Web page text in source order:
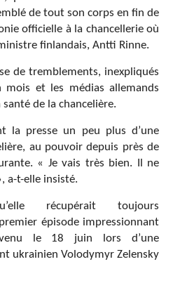
de tout son corps en fin de
officielle à la chancellerie où
finlandais, Antti Rinne.
de tremblements, inexpliqués
et les médias allemands
de la chancelière.
la presse un peu plus d’une
au pouvoir depuis près de
« Je vais très bien. Il ne
a-t-elle insisté.
récupérait toujours
épisode impressionnant
le 18 juin lors d’une
ukrainien Volodymyr Zelensky